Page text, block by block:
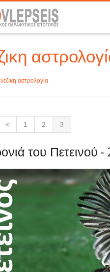
αστρολογία
< 1 2 3
του Πετεινού -